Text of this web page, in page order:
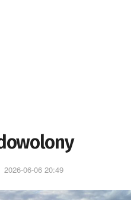
2026-06-06 20:49